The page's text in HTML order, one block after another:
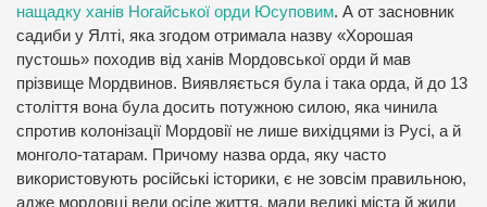
нащадку ханів Ногайської орди Юсуповим. А от засновник
садиби у Ялті, яка згодом отримала назву «Хорошая
пустошь» походив від ханів Мордовської орди й мав
прізвище Мордвинов. Виявляється була і така орда, й до 13
століття вона була досить потужною силою, яка чинила
спротив колонізації Мордовії не лише вихідцями із Русі, а й
монголо-татарам. Причому назва орда, яку часто
використовують російські історики, є не зовсім правильною,
адже мордовці вели осіле життя, мали великі міста й жили